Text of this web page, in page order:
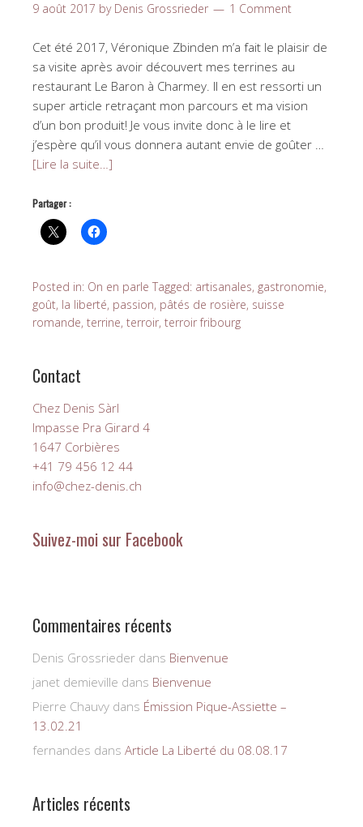
9 août 2017 by Denis Grossrieder 1 Comment
Cet été 2017, Véronique Zbinden m’a fait le plaisir de
sa visite après avoir découvert mes terrines au
restaurant Le Baron à Charmey. Il en est ressorti un
super article retraçant mon parcours et ma vision
d’un bon produit! Je vous invite donc à le lire et
j’espère qu’il vous donnera autant envie de goûter …
[Lire la suite…]
Partager :
Posted in: On en parle Tagged: artisanales, gastronomie,
goût, la liberté, passion, pâtés de rosière, suisse
romande, terrine, terroir, terroir fribourg
Contact
Chez Denis Sàrl
Impasse Pra Girard 4
1647 Corbières
+41 79 456 12 44
info@chez-denis.ch
Suivez-moi sur Facebook
Commentaires récents
Denis Grossrieder dans Bienvenue
janet demieville dans Bienvenue
Pierre Chauvy dans Émission Pique-Assiette –
13.02.21
fernandes dans Article La Liberté du 08.08.17
Articles récents